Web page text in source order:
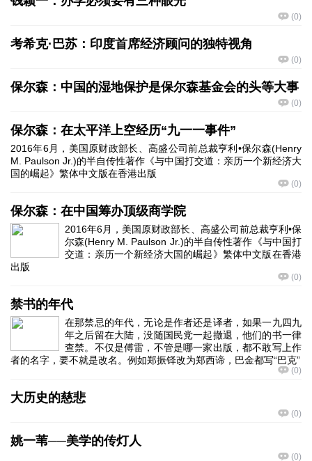
(0)
考希克·巴苏：印度首席经济顾问的独特视角
(0)
保尔森：中国的湿地保护是保尔森基金会的头等大事
(0)
保尔森：在太平洋上空经历“九一一事件”
2016年6月，美国原财政部长、高盛公司前总裁亨利•保尔森(Henry
M. Paulson Jr.)的半自传性著作《与中国打交道：亲历一个新经济大
国的崛起》繁体中文版在香港出版
(0)
保尔森：在中国筹办顶级商学院
2016年6月，美国原财政部长、高盛公司前总裁亨利•保
尔森(Henry M. Paulson Jr.)的半自传性著作《与中国打
交道：亲历一个新经济大国的崛起》繁体中文版在香港
出版
(0)
禁书的年代
在那禁忌的年代，无论是作者还是译者，如果一九四九
年之后留在大陆，没随国民党一起撤退，他们的书一律
查禁。不仅是傅雷，不管是哪一家出版，都不敢写上作
者的名字，要不就是改名。例如郑振铎改为郑西谛，巴金都写“巴克”
(0)
大历史的慈悲
(0)
姚一苇──美学的传灯人
(0)